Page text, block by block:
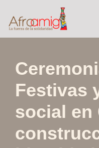
Saltar
al
Festivas
social en